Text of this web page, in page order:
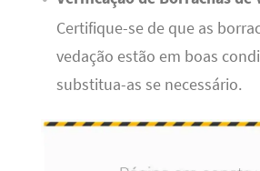
Certifique-se de que as
vedação estão em boas
substitua-as se necessário.